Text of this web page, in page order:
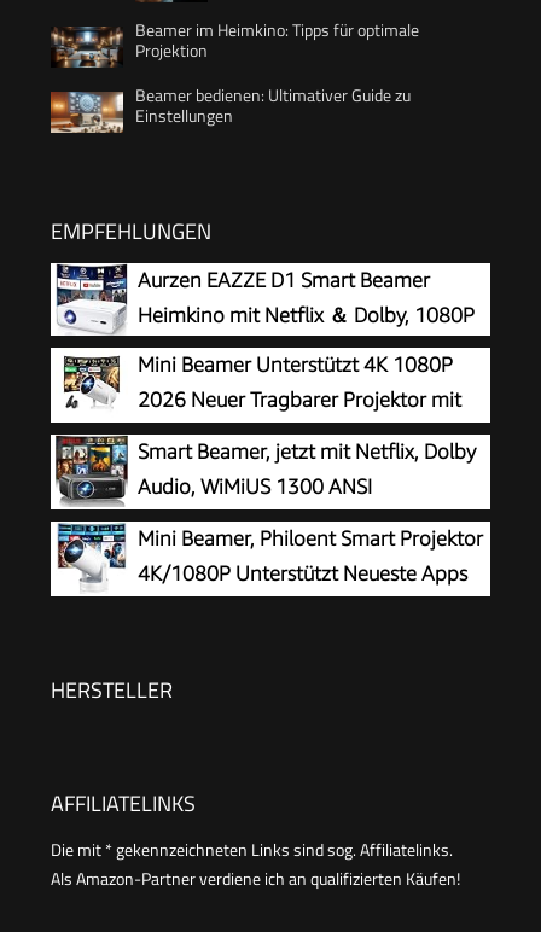
Beamer im Heimkino: Tipps für optimale
Projektion
Beamer bedienen: Ultimativer Guide zu
Einstellungen
EMPFEHLUNGEN
Aurzen EAZZE D1 Smart Beamer
Heimkino mit Netflix ＆ Dolby, 1080P
Mini Beamer Unterstützt 4K 1080P
2026 Neuer Tragbarer Projektor mit
5G WiFi 6 und BT 5.4, Beamer Klein
Projektor mit Automatische Trapezialkorrektur
180 ° Drehung für HDMI/Tv Stick/USB/Laptop,
Weiß
Smart Beamer, jetzt mit Netflix, Dolby
Audio, WiMiUS 1300 ANSI
Autofokus/6D Trapezkorrektur Led
Beamer 4K Heimkino Unterstützt, WiFi
Bluetooth Full HD 1080P Outdoor
Mini Beamer, Philoent Smart Projektor
4K/1080P Unterstützt Neueste Apps
Ultrakurzdistanzbeamer bietet großes Bild im
HERSTELLER
AFFILIATELINKS
Die mit * gekennzeichneten Links sind sog. Affiliatelinks.
Als Amazon-Partner verdiene ich an qualifizierten Käufen!